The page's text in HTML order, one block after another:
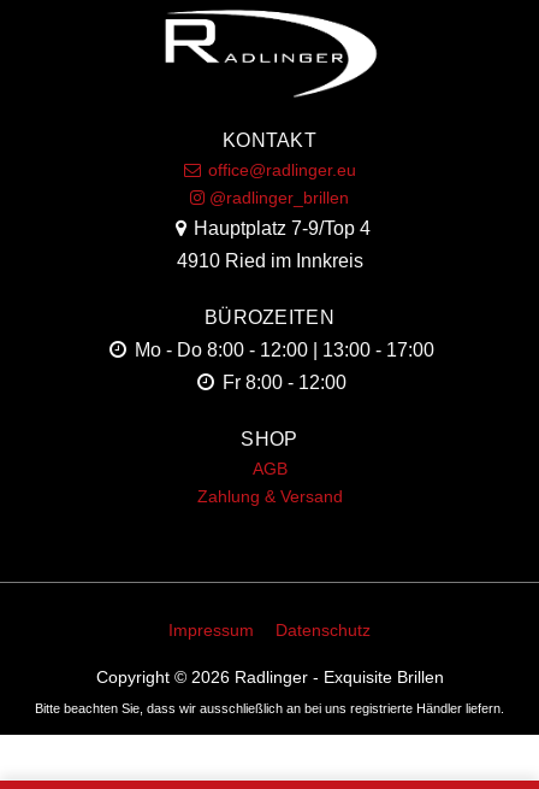
KONTAKT
office@radlinger.eu
@radlinger_brillen
Hauptplatz 7-9/Top 4
4910 Ried im Innkreis
BÜROZEITEN
Mo - Do 8:00 - 12:00 | 13:00 - 17:00
Fr 8:00 - 12:00
SHOP
AGB
Zahlung & Versand
Impressum Datenschutz
Copyright © 2026 Radlinger - Exquisite Brillen
Bitte beachten Sie, dass wir ausschließlich an bei uns registrierte Händler liefern.